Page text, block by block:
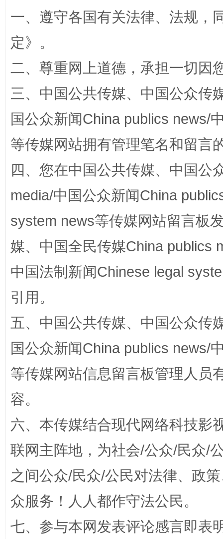
阿坝州三大球赛在茂县开幕 规模
国家大学科技园优化重塑工作
“蜀中异人”王建安的艺术幻境
一、遵守各国有关法律、法规，
定》。
二、尊重网上道德，承担一切因
三、中国公共传媒、中国公众传
国公众新闻China publics news/
等传媒网站拥有管理笔名和留言
四、您在中国公共传媒、中国公
media/中国公众新闻China
system news等传媒网站留言板
媒、中国全民传媒China publics
中国法制新闻Chinese legal
引用。
五、中国公共传媒、中国公众传
国公众新闻China publics news/
等传媒网站信息留言板管理人员
容。
六、本传媒结合现代网络科技影
联网主阵地，为社会/公众/民众/
之间公众/民众/公民对法律、政
众服务！人人都作守法公民。
七、参与本网发表评论感言即表